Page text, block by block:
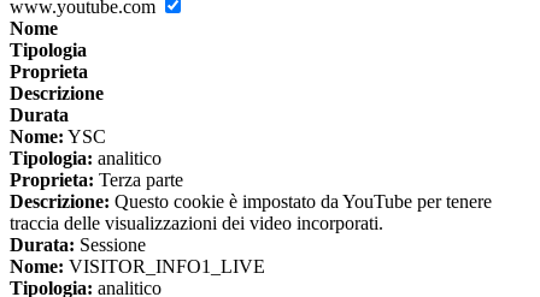
www.youtube.com
Nome
Tipologia
Proprieta
Descrizione
Durata
Nome: YSC
Tipologia: analitico
Proprieta: Terza parte
Descrizione: Questo cookie è impostato da YouTube per tenere
traccia delle visualizzazioni dei video incorporati.
Durata: Sessione
Nome: VISITOR_INFO1_LIVE
Tipologia: analitico